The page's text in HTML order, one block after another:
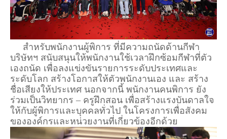
สำหรับพนักงานผู้พิการ ที่มีความถนัดด้านกีฬา
บริษัทฯ สนับสนุนให้พนักงานใช้เวลาฝึกซ้อมกีฬาที่ตัว
เองถนัด เพื่อลงแข่งขันรายการระดับประเทศและ
ระดับโลก สร้างโอกาสให้ตัวพนักงานเอง และ สร้าง
ชื่อเสียงให้ประเทศ นอกจากนี้ พนักงานคนพิการ ยัง
ร่วมเป็นวิทยากร – ครูฝึกสอน เพื่อสร้างแรงบันดาลใจ
ให้กับผู้พิการและบุคคลทั่วไป ในโครงการเพื่อสังคม
ขององค์กรและหน่วยงานที่เกี่ยวข้องอีกด้วย